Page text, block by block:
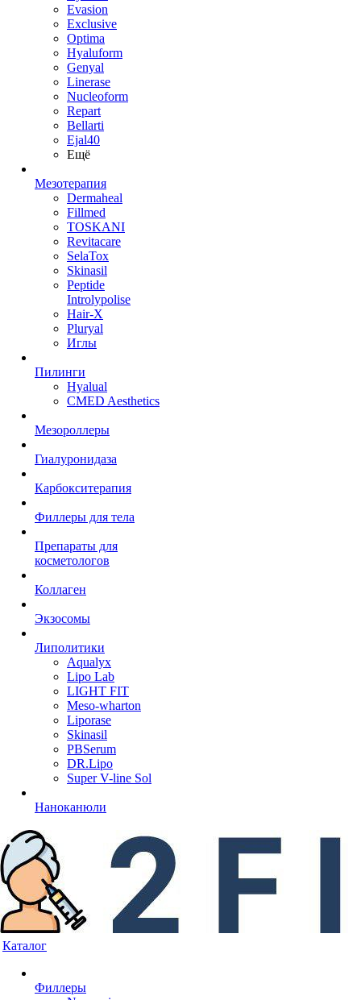
Evasion
Exclusive
Optima
Hyaluform
Genyal
Linerase
Nucleoform
Repart
Bellarti
Ejal40
Ещё
Мезотерапия
Dermaheal
Fillmed
TOSKANI
Revitacare
SelaTox
Skinasil
Peptide
Introlypolise
Hair-X
Pluryal
Иглы
Пилинги
Hyalual
CMED Aesthetics
Мезороллеры
Гиалуронидаза
Карбокситерапия
Филлеры для тела
Препараты для
косметологов
Коллаген
Экзосомы
Липолитики
Aqualyx
Lipo Lab
LIGHT FIT
Meso-wharton
Liporase
Skinasil
PBSerum
DR.Lipo
Super V-line Sol
Наноканюли
Каталог
Филлеры